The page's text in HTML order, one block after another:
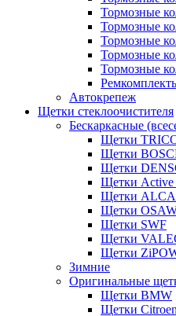
Тормозные
Тормозные
Тормозные
Тормозные
Тормозные
Автокрепеж
Щетки стеклоочистителя
Бескаркасные
Щетки
Щетки
Щетки
Щетки Active
Щетки ALCA
Щетки
Щетки SWF
Щетки
Щетки
Зимние
Оригинальные
Щетки BMW
Щетки